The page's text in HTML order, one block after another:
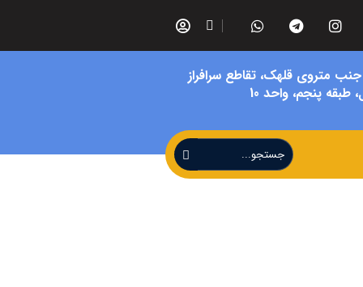
جنب متروی قلهک، تقاطع سرافراز
پنجم، واحد 10